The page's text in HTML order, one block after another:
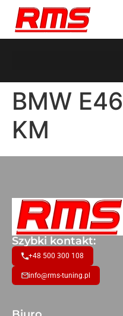
BMW
KM
Szybki kontakt:
+48 500 300 108
info@rms-tuning.pl